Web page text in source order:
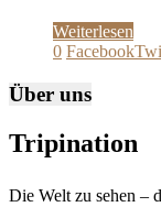
Weiterlesen
0 Facebook
Über uns
Tripination
Die Welt zu sehen –